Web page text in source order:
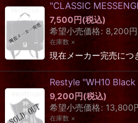
"CLASSIC
7,500 円 (税込)
希望小売価格: 8,200 円
在庫数 ×
現在メーカー完売に
Restyle "WH10
9,200 円 (税込)
希望小売価格: 13,800
在庫数 ×